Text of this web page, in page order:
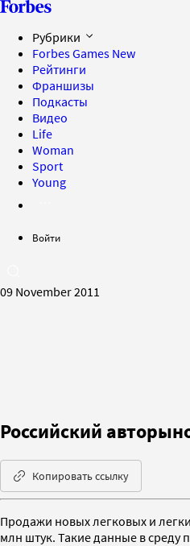
Рубрики
Forbes Games New
Рейтинги
Франшизы
Подкасты
Видео
Life
Woman
Sport
Young
Войти
09 November 2011
Российский
Копировать ссылку
Продажи новых легковых и
млн штук. Такие данные в среду